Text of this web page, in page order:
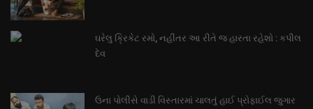
ઘરેલુ ક્રિકેટ રમો, નહીંતર આ રીતે જ હારતા રહેશો : કપીલ
દેવ
ઉના પોલીસે વાડી વિસ્તારમાં ચાલતું હાઈ પ્રોફાઈલ જુગાર